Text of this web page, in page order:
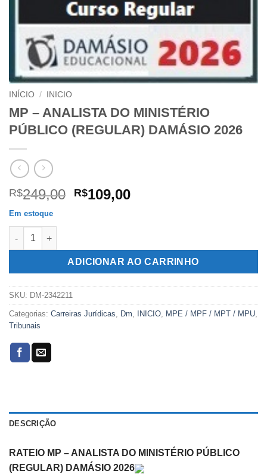
INÍCIO / INICIO
MP – ANALISTA DO MINISTÉRIO
PÚBLICO (REGULAR) DAMÁSIO 2026
R$249,00 O
R$249,00.
R$109,00O
R$109,00.
Em estoque
MP - ANALISTA DO MINISTÉRIO PÚBLICO (REGULAR)
ADICIONAR AO CARRINHO
SKU: DM-2342211
Categorias: Carreiras Jurídicas, Dm, INICIO, MPE / MPF / MPT / MPU,
Tribunais
DESCRIÇÃO
RATEIO MP – ANALISTA DO MINISTÉRIO PÚBLICO
(REGULAR) DAMÁSIO 2026